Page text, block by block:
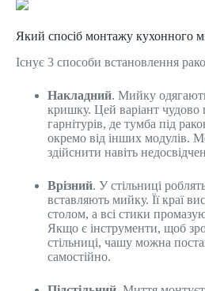
Який спосіб монтажу кухонного
Існує 3 способи встановлення
Накладний. Мийку
кришку. Цей варіант чудово
гарнітурів, де тумба під
окремо від інших модулів.
здійснити навіть
Врізний. У стільниці
вставляють мийку. Її краї
столом, а всі стики
Якщо є інструменти, щоб
стільниці, чашу можна
самостійно.